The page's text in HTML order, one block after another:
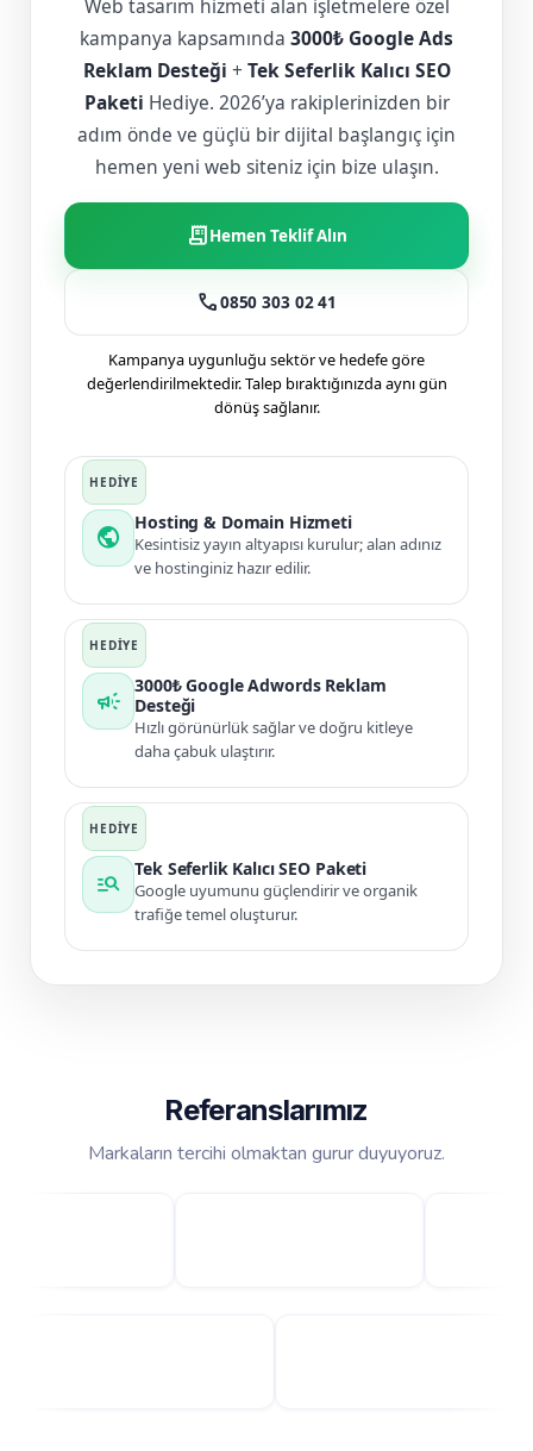
Web tasarım hizmeti alan işletmelere özel
kampanya kapsamında 3000₺ Google Ads
Reklam Desteği + Tek Seferlik Kalıcı SEO
Paketi Hediye. 2026’ya rakiplerinizden bir
adım önde ve güçlü bir dijital başlangıç için
hemen yeni web siteniz için bize ulaşın.
receipt_longHemen Teklif Alın
call0850 303 02 41
Kampanya uygunluğu sektör ve hedefe göre
değerlendirilmektedir. Talep bıraktığınızda aynı gün
dönüş sağlanır.
public
Hosting & Domain Hizmeti
Kesintisiz yayın altyapısı kurulur; alan adınız
ve hostinginiz hazır edilir.
campaign
3000₺ Google Adwords Reklam
Desteği
Hızlı görünürlük sağlar ve doğru kitleye
daha çabuk ulaştırır.
manage_search
Tek Seferlik Kalıcı SEO Paketi
Google uyumunu güçlendirir ve organik
trafiğe temel oluşturur.
Referanslarımız
Markaların tercihi olmaktan gurur duyuyoruz.